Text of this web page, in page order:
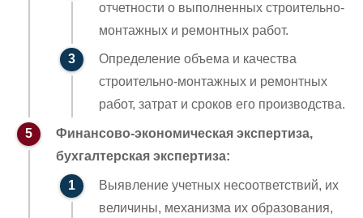
отчетности о выполненных строительно-
монтажных и ремонтных работ.
Определение объема и качества
строительно-монтажных и ремонтных
работ, затрат и сроков его производства.
Финансово-экономическая экспертиза,
бухгалтерская экспертиза:
Выявление учетных несоответствий, их
величины, механизма их образования,